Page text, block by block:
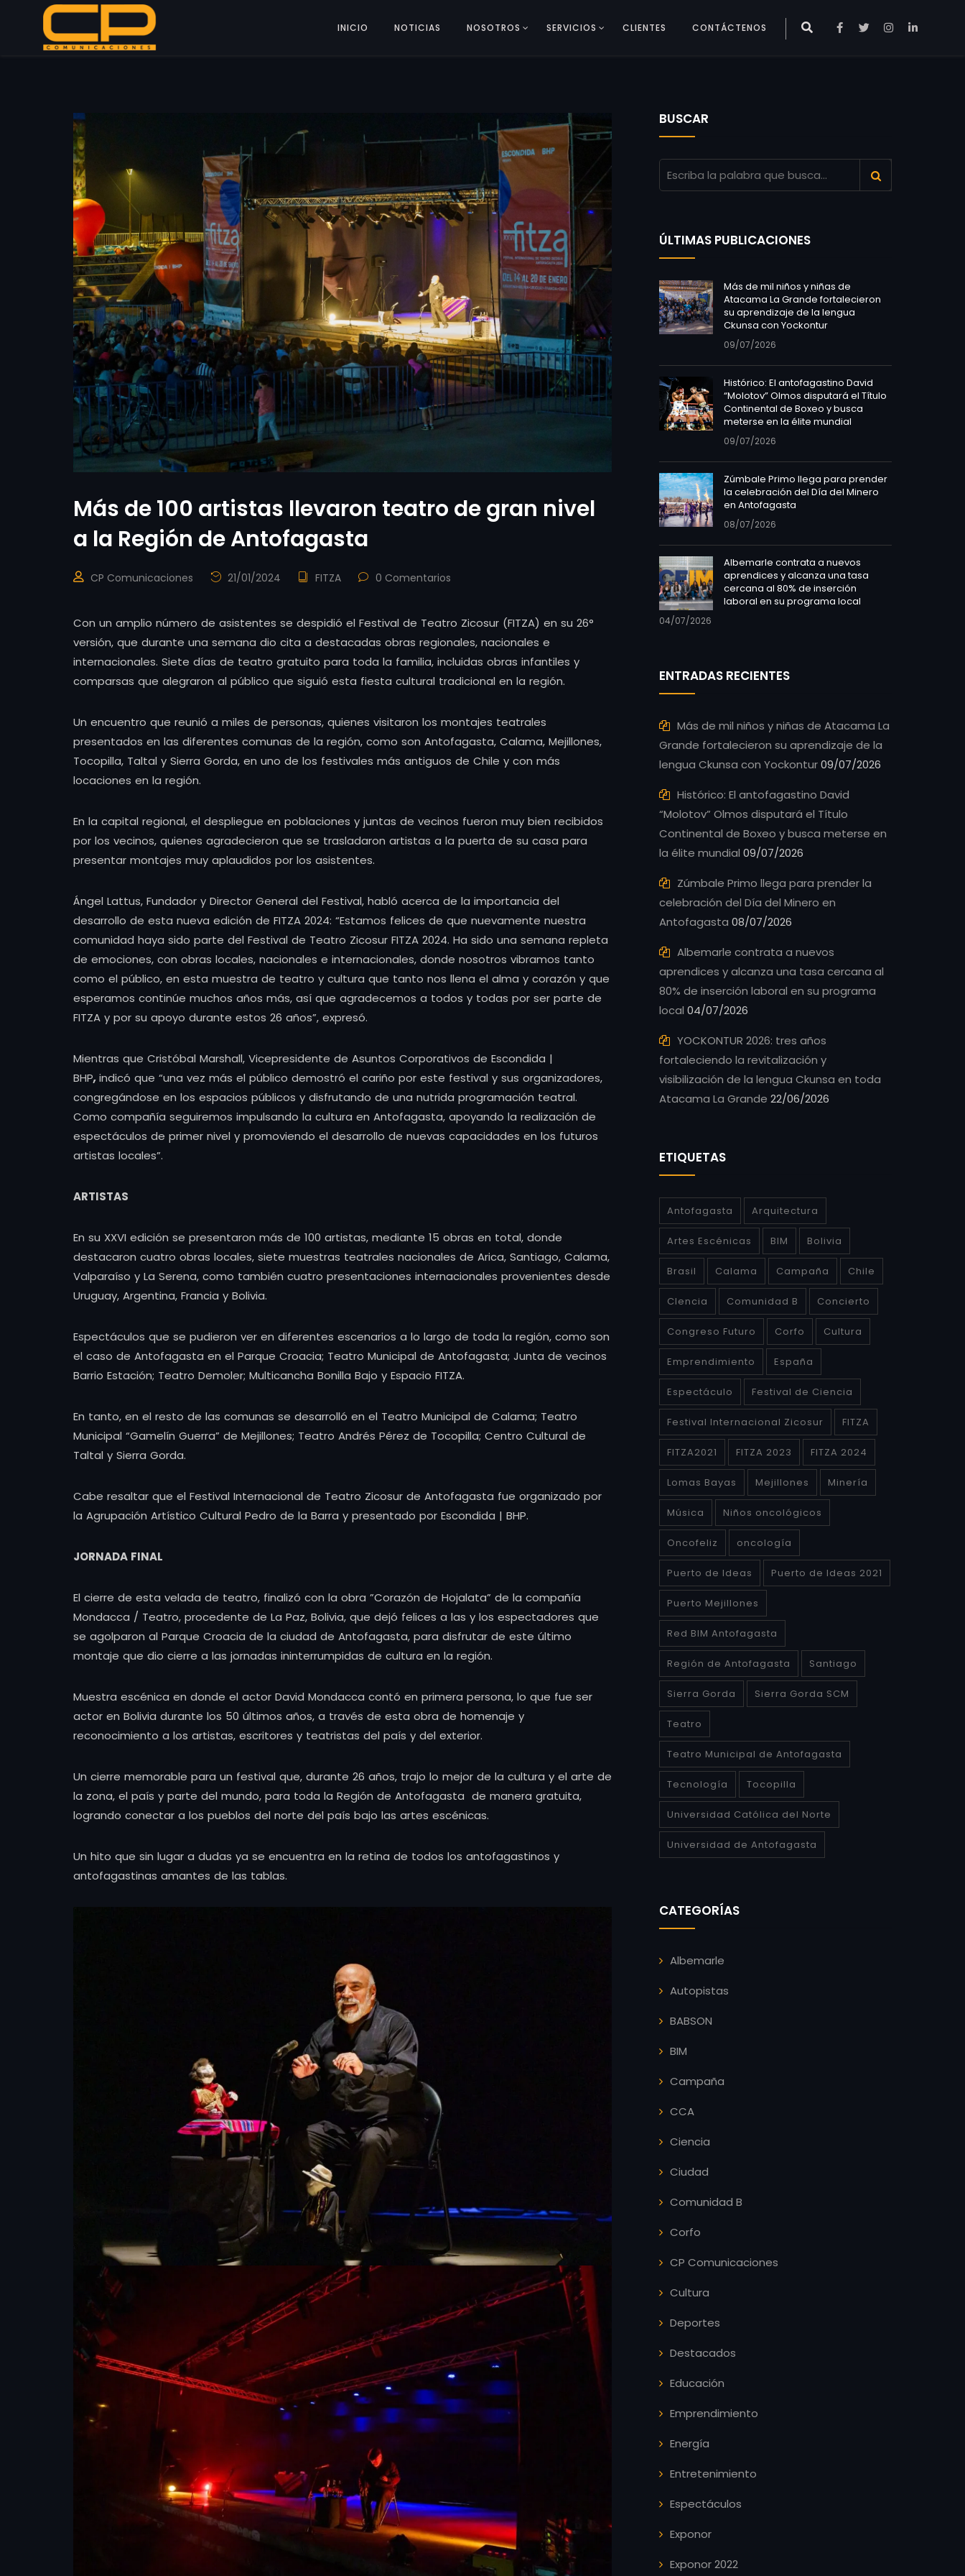
INICIO NOTICIAS NOSOTROS SERVICIOS CLIENTES CONTÁCTENOS
Más de 100 artistas llevaron teatro de gran nivel
a la Región de Antofagasta
CP Comunicaciones 21/01/2024 FITZA 0 Comentarios
Con un amplio número de asistentes se despidió el Festival de Teatro Zicosur (FITZA) en su 26°
versión, que durante una semana dio cita a destacadas obras regionales, nacionales e
internacionales. Siete días de teatro gratuito para toda la familia, incluidas obras infantiles y
comparsas que alegraron al público que siguió esta fiesta cultural tradicional en la región.
Un encuentro que reunió a miles de personas, quienes visitaron los montajes teatrales
presentados en las diferentes comunas de la región, como son Antofagasta, Calama, Mejillones,
Tocopilla, Taltal y Sierra Gorda, en uno de los festivales más antiguos de Chile y con más
locaciones en la región.
En la capital regional, el despliegue en poblaciones y juntas de vecinos fueron muy bien recibidos
por los vecinos, quienes agradecieron que se trasladaron artistas a la puerta de su casa para
presentar montajes muy aplaudidos por los asistentes.
Ángel Lattus, Fundador y Director General del Festival, habló acerca de la importancia del
desarrollo de esta nueva edición de FITZA 2024: “Estamos felices de que nuevamente nuestra
comunidad haya sido parte del Festival de Teatro Zicosur FITZA 2024. Ha sido una semana repleta
de emociones, con obras locales, nacionales e internacionales, donde nosotros vibramos tanto
como el público, en esta muestra de teatro y cultura que tanto nos llena el alma y corazón y que
esperamos continúe muchos años más, así que agradecemos a todos y todas por ser parte de
FITZA y por su apoyo durante estos 26 años”, expresó.
Mientras que Cristóbal Marshall, Vicepresidente de Asuntos Corporativos de Escondida |
BHP,indicó que “una vez más el público demostró el cariño por este festival y sus organizadores,
congregándose en los espacios públicos y disfrutando de una nutrida programación teatral.
Como compañía seguiremos impulsando la cultura en Antofagasta, apoyando la realización de
espectáculos de primer nivel y promoviendo el desarrollo de nuevas capacidades en los futuros
artistas locales”.
ARTISTAS
En su XXVI edición se presentaron más de 100 artistas, mediante 15 obras en total, donde
destacaron cuatro obras locales, siete muestras teatrales nacionales de Arica, Santiago, Calama,
Valparaíso y La Serena, como también cuatro presentaciones internacionales provenientes desde
Uruguay, Argentina, Francia y Bolivia.
Espectáculos que se pudieron ver en diferentes escenarios a lo largo de toda la región, como son
el caso de Antofagasta en el Parque Croacia; Teatro Municipal de Antofagasta; Junta de vecinos
Barrio Estación; Teatro Demoler; Multicancha Bonilla Bajo y Espacio FITZA.
En tanto, en el resto de las comunas se desarrolló en el Teatro Municipal de Calama; Teatro
Municipal “Gamelín Guerra” de Mejillones; Teatro Andrés Pérez de Tocopilla; Centro Cultural de
Taltal y Sierra Gorda.
Cabe resaltar que el Festival Internacional de Teatro Zicosur de Antofagasta fue organizado por
la Agrupación Artístico Cultural Pedro de la Barra y presentado por Escondida | BHP.
JORNADA FINAL
El cierre de esta velada de teatro, finalizó con la obra ”Corazón de Hojalata” de la compañía
Mondacca / Teatro, procedente de La Paz, Bolivia, que dejó felices a las y los espectadores que
se agolparon al Parque Croacia de la ciudad de Antofagasta, para disfrutar de este último
montaje que dio cierre a las jornadas ininterrumpidas de cultura en la región.
Muestra escénica en donde el actor David Mondacca contó en primera persona, lo que fue ser
actor en Bolivia durante los 50 últimos años, a través de esta obra de homenaje y
reconocimiento a los artistas, escritores y teatristas del país y del exterior.
Un cierre memorable para un festival que, durante 26 años, trajo lo mejor de la cultura y el arte de
la zona, el país y parte del mundo, para toda la Región de Antofagasta de manera gratuita,
logrando conectar a los pueblos del norte del país bajo las artes escénicas.
Un hito que sin lugar a dudas ya se encuentra en la retina de todos los antofagastinos y
antofagastinas amantes de las tablas.
BUSCAR
ÚLTIMAS PUBLICACIONES
Más de mil niños y niñas de
Atacama La Grande fortalecieron
su aprendizaje de la lengua
Ckunsa con Yockontur
09/07/2026
Histórico: El antofagastino David
“Molotov” Olmos disputará el Título
Continental de Boxeo y busca
meterse en la élite mundial
09/07/2026
Zúmbale Primo llega para prender
la celebración del Día del Minero
en Antofagasta
08/07/2026
Albemarle contrata a nuevos
aprendices y alcanza una tasa
cercana al 80% de inserción
laboral en su programa local
04/07/2026
ENTRADAS RECIENTES
Más de mil niños y niñas de Atacama La
Grande fortalecieron su aprendizaje de la
lengua Ckunsa con Yockontur09/07/2026
Histórico: El antofagastino David
“Molotov” Olmos disputará el Título
Continental de Boxeo y busca meterse en
la élite mundial 09/07/2026
Zúmbale Primo llega para prender la
celebración del Día del Minero en
Antofagasta 08/07/2026
Albemarle contrata a nuevos
aprendices y alcanza una tasa cercana al
80% de inserción laboral en su programa
local 04/07/2026
YOCKONTUR 2026: tres años
fortaleciendo la revitalización y
visibilización de la lengua Ckunsa en toda
Atacama La Grande 22/06/2026
ETIQUETAS
Antofagasta Arquitectura
Artes Escénicas BIM Bolivia
Brasil Calama Campaña Chile
CIencia Comunidad B Concierto
Congreso Futuro Corfo Cultura
Emprendimiento España
Espectáculo Festival de Ciencia
Festival Internacional Zicosur FITZA
FITZA2021 FITZA 2023 FITZA 2024
Lomas Bayas Mejillones Minería
Música Niños oncológicos
Oncofeliz oncología
Puerto de Ideas Puerto de Ideas 2021
Puerto Mejillones
Red BIM Antofagasta
Región de Antofagasta Santiago
Sierra Gorda Sierra Gorda SCM
Teatro
Teatro Municipal de Antofagasta
Tecnología Tocopilla
Universidad Católica del Norte
Universidad de Antofagasta
CATEGORÍAS
Albemarle
Autopistas
BABSON
BIM
Campaña
CCA
Ciencia
Ciudad
Comunidad B
Corfo
CP Comunicaciones
Cultura
Deportes
Destacados
Educación
Emprendimiento
Energía
Entretenimiento
Espectáculos
Exponor
Exponor 2022